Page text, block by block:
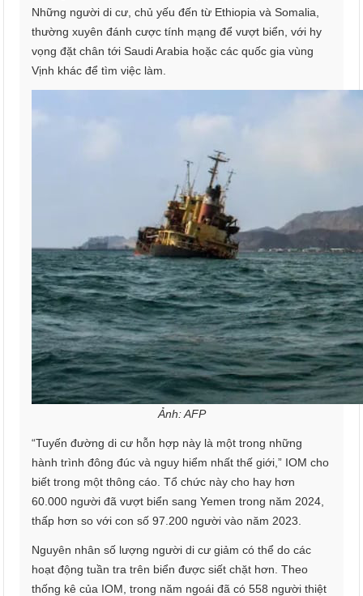
Những người di cư, chủ yếu đến từ Ethiopia và Somalia,
thường xuyên đánh cược tính mạng để vượt biển, với hy
vọng đặt chân tới Saudi Arabia hoặc các quốc gia vùng
Vịnh khác để tìm việc làm.
Ảnh: AFP
“Tuyến đường di cư hỗn hợp này là một trong những
hành trình đông đúc và nguy hiểm nhất thế giới,” IOM cho
biết trong một thông cáo. Tổ chức này cho hay hơn
60.000 người đã vượt biển sang Yemen trong năm 2024,
thấp hơn so với con số 97.200 người vào năm 2023.
Nguyên nhân số lượng người di cư giảm có thể do các
hoạt động tuần tra trên biển được siết chặt hơn. Theo
thống kê của IOM, trong năm ngoái đã có 558 người thiệt